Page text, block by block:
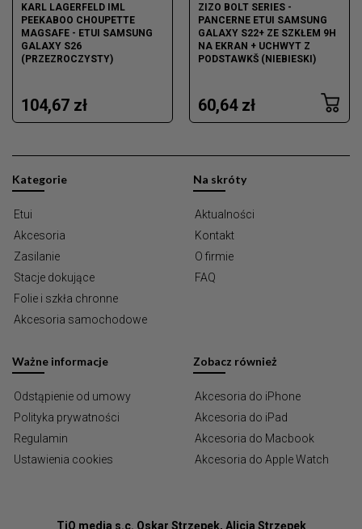
KARL LAGERFELD IML
PEEKABOO CHOUPETTE
MAGSAFE - ETUI SAMSUNG
GALAXY S26
(PRZEZROCZYSTY)
104,67 zł
ZIZO BOLT SERIES -
PANCERNE ETUI SAMSUNG
GALAXY S22+ ZE SZKŁEM 9H
NA EKRAN + UCHWYT Z
PODSTAWKŠ (NIEBIESKI)
60,64 zł
Kategorie
Etui
Akcesoria
Zasilanie
Stacje dokujące
Folie i szkła chronne
Akcesoria samochodowe
Na skróty
Aktualności
Kontakt
O firmie
FAQ
Ważne informacje
Odstąpienie od umowy
Polityka prywatności
Regulamin
Ustawienia cookies
Zobacz również
Akcesoria do iPhone
Akcesoria do iPad
Akcesoria do Macbook
Akcesoria do Apple Watch
TiO media s.c. Oskar Strzępek, Alicja Strzępek